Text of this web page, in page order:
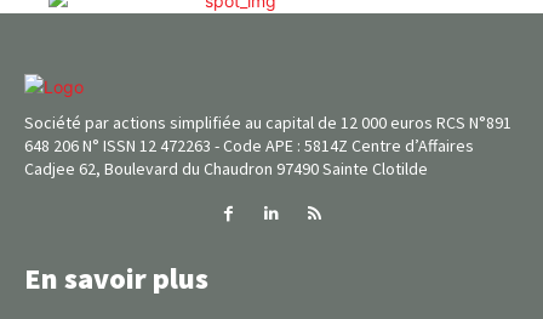
Société par actions simplifiée au capital de 12 000 euros RCS N°891
648 206 N° ISSN 12 472263 - Code APE : 5814Z Centre d’Affaires
Cadjee 62, Boulevard du Chaudron 97490 Sainte Clotilde
En savoir plus